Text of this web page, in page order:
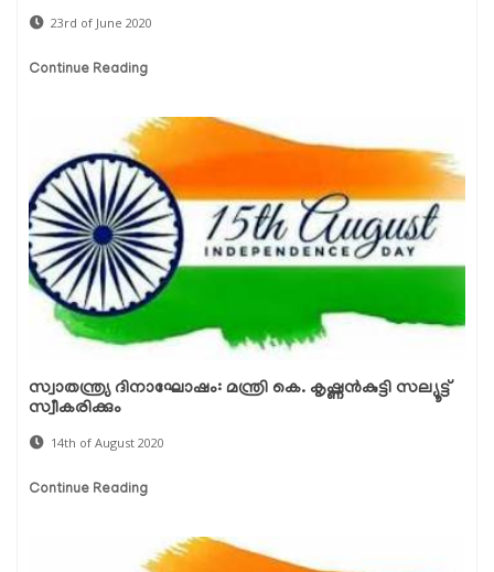
23rd of June 2020
Continue Reading
സ്വാതന്ത്ര്യ ദിനാഘോഷം: മന്ത്രി കെ. കൃഷ്ണന്‍കുട്ടി സല്യൂട്ട്
സ്വീകരിക്കും
14th of August 2020
Continue Reading